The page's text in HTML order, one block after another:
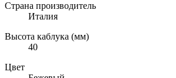
Страна производитель
Италия
Высота каблука (мм)
40
Цвет